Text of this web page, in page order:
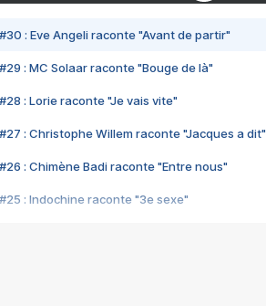
#30 : Eve Angeli raconte "Avant de partir"
#29 : MC Solaar raconte "Bouge de là"
#28 : Lorie raconte "Je vais vite"
#27 : Christophe Willem raconte "Jacques a dit"
#26 : Chimène Badi raconte "Entre nous"
#25 : Indochine raconte "3e sexe"